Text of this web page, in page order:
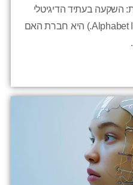
השקעה בעתיד הדיגיטלי
כתבה: אקו נומיק אלפאבית (Alphabet Inc.) היא חברת האם